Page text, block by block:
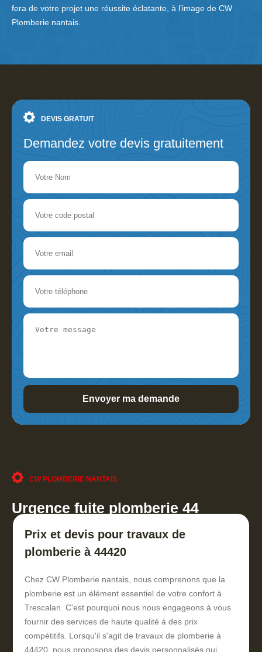
fera de votre projet une réussite éclatante, à l’image de CW
Plomberie nantais.
DEVIS GRATUIT
Demandez votre devis gratuitement
CW PLOMBERIE NANTAIS
Urgence fuite plomberie 44
Prix et devis pour travaux de
plomberie à 44420
Chez CW Plomberie nantais, nous comprenons que la
plomberie est un élément essentiel de votre confort à
Trescalan. C'est pourquoi nous nous engageons à vous
fournir des services de haute qualité à des prix
compétitifs. Lorsqu'il s'agit de travaux de plomberie à
44420, nous proposons des devis personnalisés qui